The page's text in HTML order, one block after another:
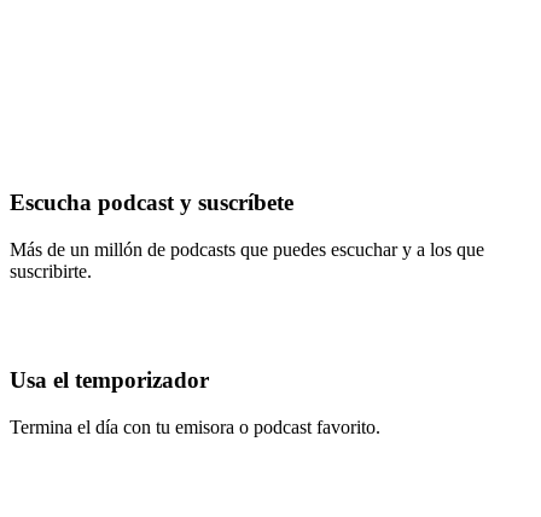
Escucha podcast y suscríbete
Más de un millón de podcasts que puedes escuchar y a los que
suscribirte.
Usa el temporizador
Termina el día con tu emisora o podcast favorito.